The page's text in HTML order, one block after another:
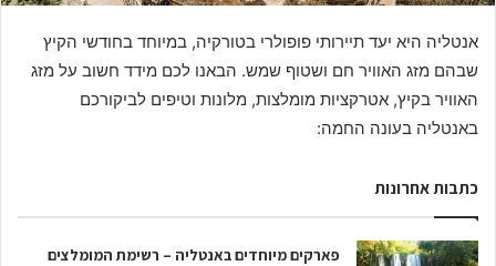
אנטליה היא יעד תיירותי פופולרי בטורקיה, במיוחד בחודשי הקיץ
שבהם מזג האוויר חם ושטוף שמש. הבאנו לכם מידד חשוב על מזג
האוויר בקיץ, אטרקציות מומלצות, מלונות וטיפים לביקורכם
באנטליה בעונה החמה:
כתבות אחרונות
פארקים מיוחדים באנטליה – רשימת המומלצים